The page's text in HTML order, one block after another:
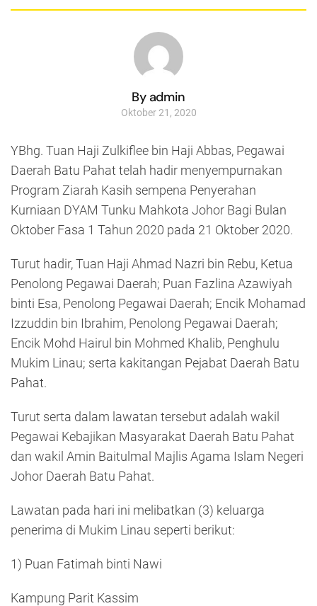
By admin
Oktober 21, 2020
YBhg. Tuan Haji Zulkiflee bin Haji Abbas, Pegawai
Daerah Batu Pahat telah hadir menyempurnakan
Program Ziarah Kasih sempena Penyerahan
Kurniaan DYAM Tunku Mahkota Johor Bagi Bulan
Oktober Fasa 1 Tahun 2020 pada 21 Oktober 2020.
Turut hadir, Tuan Haji Ahmad Nazri bin Rebu, Ketua
Penolong Pegawai Daerah; Puan Fazlina Azawiyah
binti Esa, Penolong Pegawai Daerah; Encik Mohamad
Izzuddin bin Ibrahim, Penolong Pegawai Daerah;
Encik Mohd Hairul bin Mohmed Khalib, Penghulu
Mukim Linau; serta kakitangan Pejabat Daerah Batu
Pahat.
Turut serta dalam lawatan tersebut adalah wakil
Pegawai Kebajikan Masyarakat Daerah Batu Pahat
dan wakil Amin Baitulmal Majlis Agama Islam Negeri
Johor Daerah Batu Pahat.
Lawatan pada hari ini melibatkan (3) keluarga
penerima di Mukim Linau seperti berikut:
1) Puan Fatimah binti Nawi
Kampung Parit Kassim